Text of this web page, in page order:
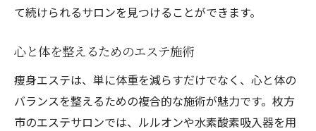
て続けられるサロンを見つけることができます。
心と体を整えるためのエステ施術
痩身エステは、単に体重を減らすだけでなく、心と体の
バランスを整えるための複合的な施術が魅力です。枚方
市のエステサロンでは、ルルオンや水素酸素吸入器を用